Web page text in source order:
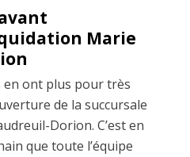
Marie
en ont plus pour très
de la succursale
Dorion. C’est en
que toute l’équipe